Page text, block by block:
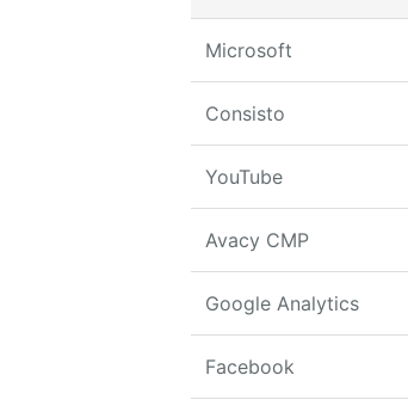
Microsoft
Consisto
YouTube
Avacy CMP
Google Analytics
Facebook